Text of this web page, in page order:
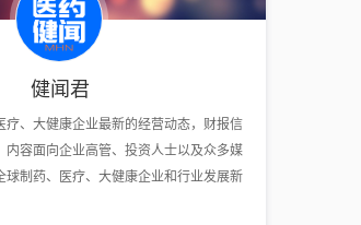
健闻君
疗、大健康企业最新的经营动态，财报信
内容面向企业高管、投资人士以及众多媒
球制药、医疗、大健康企业和行业发展新